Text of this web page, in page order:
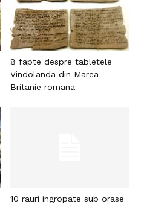
8 fapte despre tabletele
Vindolanda din Marea
Britanie romana
10 rauri ingropate sub orase